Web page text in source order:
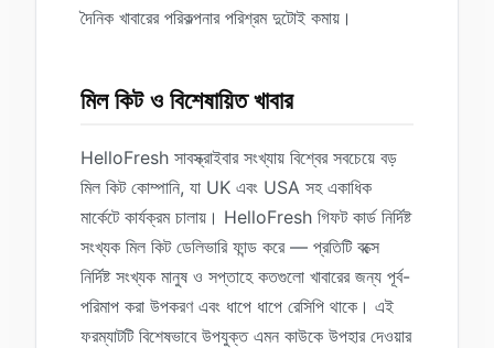
দৈনিক খাবারের পরিকল্পনার পরিশ্রম দুটোই কমায়।
মিল কিট ও বিশেষায়িত খাবার
HelloFresh সাবস্ক্রাইবার সংখ্যায় বিশ্বের সবচেয়ে বড়
মিল কিট কোম্পানি, যা UK এবং USA সহ একাধিক
মার্কেটে কার্যক্রম চালায়। HelloFresh গিফট কার্ড নির্দিষ্ট
সংখ্যক মিল কিট ডেলিভারি ফান্ড করে — প্রতিটি বক্সে
নির্দিষ্ট সংখ্যক মানুষ ও সপ্তাহে কতগুলো খাবারের জন্য পূর্ব-
পরিমাপ করা উপকরণ এবং ধাপে ধাপে রেসিপি থাকে। এই
ফরম্যাটটি বিশেষভাবে উপযুক্ত এমন কাউকে উপহার দেওয়ার